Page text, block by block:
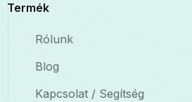
Termék
Rólunk
Blog
Kapcsolat / Segítség